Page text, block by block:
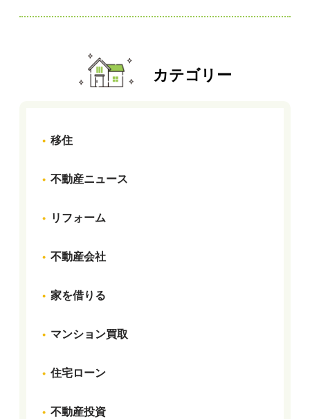
カテゴリー
移住
不動産ニュース
リフォーム
不動産会社
家を借りる
マンション買取
住宅ローン
不動産投資